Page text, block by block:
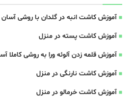
آموزش کاشت انبه در گلدان با روشی
آموزش کاشت پسته در منزل
آموزش قلمه زدن آلوئه ورا به روشی کاملا
آموزش کاشت نارنگی در منزل
آموزش کاشت خرمالو در منزل